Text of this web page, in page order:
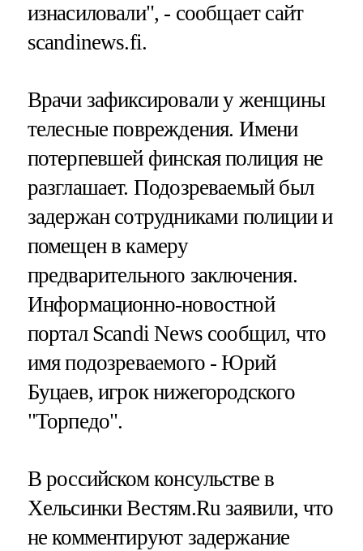
изнасиловали", - сообщает сайт
scandinews.fi.
Врачи зафиксировали у женщины
телесные повреждения. Имени
потерпевшей финская полиция не
разглашает. Подозреваемый был
задержан сотрудниками полиции и
помещен в камеру
предварительного заключения.
Информационно-новостной
портал Scandi News сообщил, что
имя подозреваемого - Юрий
Буцаев, игрок нижегородского
"Торпедо".
В российском консульстве в
Хельсинки Вестям.Ru заявили, что
не комментируют задержание